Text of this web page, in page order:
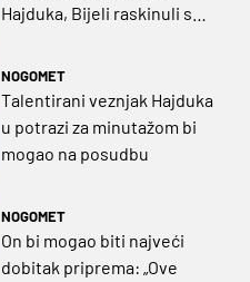
Hajduka, Bijeli raskinuli s
NOGOMET
Talentirani veznjak Hajduka
u potrazi za minutažom bi
mogao na posudbu
NOGOMET
On bi mogao biti najveći
dobitak priprema: „Ove